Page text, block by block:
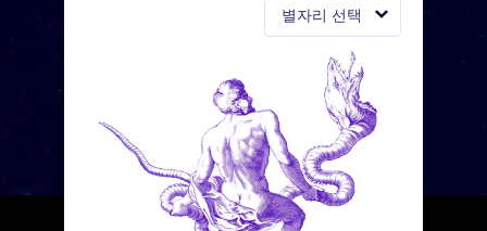
별자리 선택